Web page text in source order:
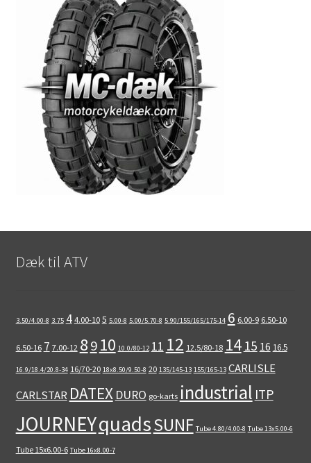
Dæk til ATV
3.50/4.00-8 3.75 4 4.00-10 5 5.00-8 5.00/5.70-8 5.90/155/165/175-14 6 6.00-9 6.50-10
6.50-16 7 7.00-12 89 10 10.0/80-12 11 12 12.5/80-18 14 15 16 16.5
16.9/18.4/20.8-34 16/70-20 18x8.50/9.50-8 20 135/145-13 155/165-13 CARLISLE
CARLSTAR DATEX DURO go-karts industrial ITP
JOURNEYquadsSUNF Tube 4.80/4.00-8 Tube 13x5.00-6
Tube 15x6.00-6 Tube 16x8.00-7